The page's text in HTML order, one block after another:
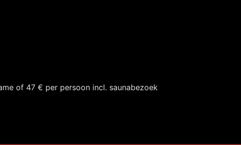
of 47 € per persoon incl. saunabezoek